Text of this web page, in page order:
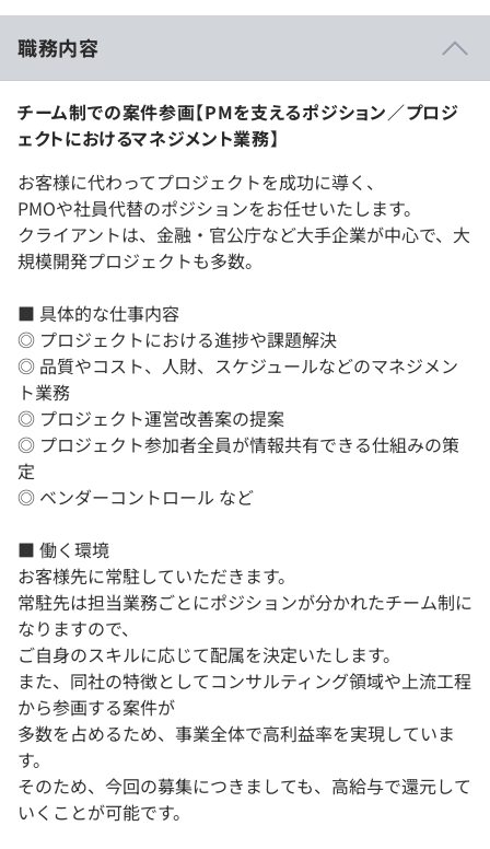
職務内容
チーム制での案件参画【PMを支えるポジション／プロジ
ェクトにおけるマネジメント業務】
お客様に代わってプロジェクトを成功に導く、
PMOや社員代替のポジションをお任せいたします。
クライアントは、金融・官公庁など大手企業が中心で、大
規模開発プロジェクトも多数。
■ 具体的な仕事内容
◎ プロジェクトにおける進捗や課題解決
◎ 品質やコスト、人財、スケジュールなどのマネジメン
ト業務
◎ プロジェクト運営改善案の提案
◎ プロジェクト参加者全員が情報共有できる仕組みの策
定
◎ ベンダーコントロール など
■ 働く環境
お客様先に常駐していただきます。
常駐先は担当業務ごとにポジションが分かれたチーム制に
なりますので、
ご自身のスキルに応じて配属を決定いたします。
また、同社の特徴としてコンサルティング領域や上流工程
から参画する案件が
多数を占めるため、事業全体で高利益率を実現していま
す。
そのため、今回の募集につきましても、高給与で還元して
いくことが可能です。